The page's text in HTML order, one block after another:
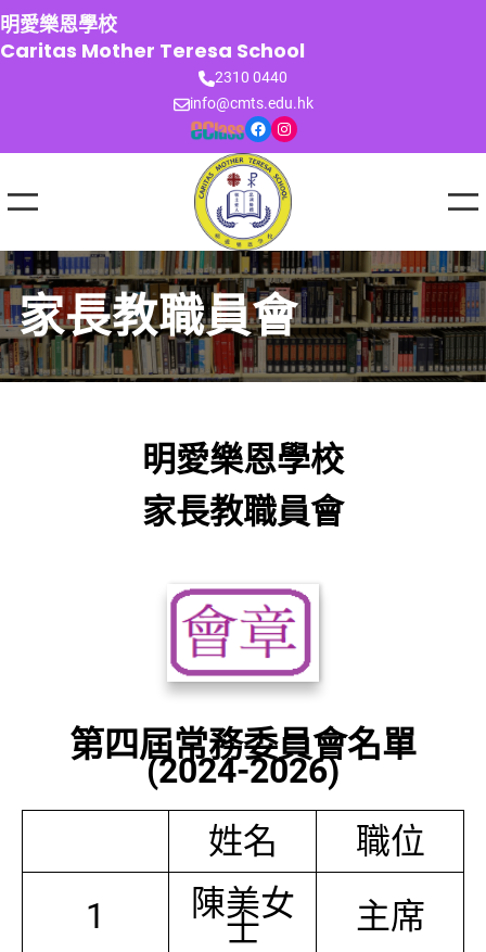
跳
至
主
明愛樂恩學校
Caritas Mother Teresa School
2310 0440
info@cmts.edu.hk
Facebook Instagram
家長教職員會
明愛樂恩學校
家長教職員會
第四屆常務委員會名單
(2024-2026)
姓名
職位
1
陳美女
士 主席